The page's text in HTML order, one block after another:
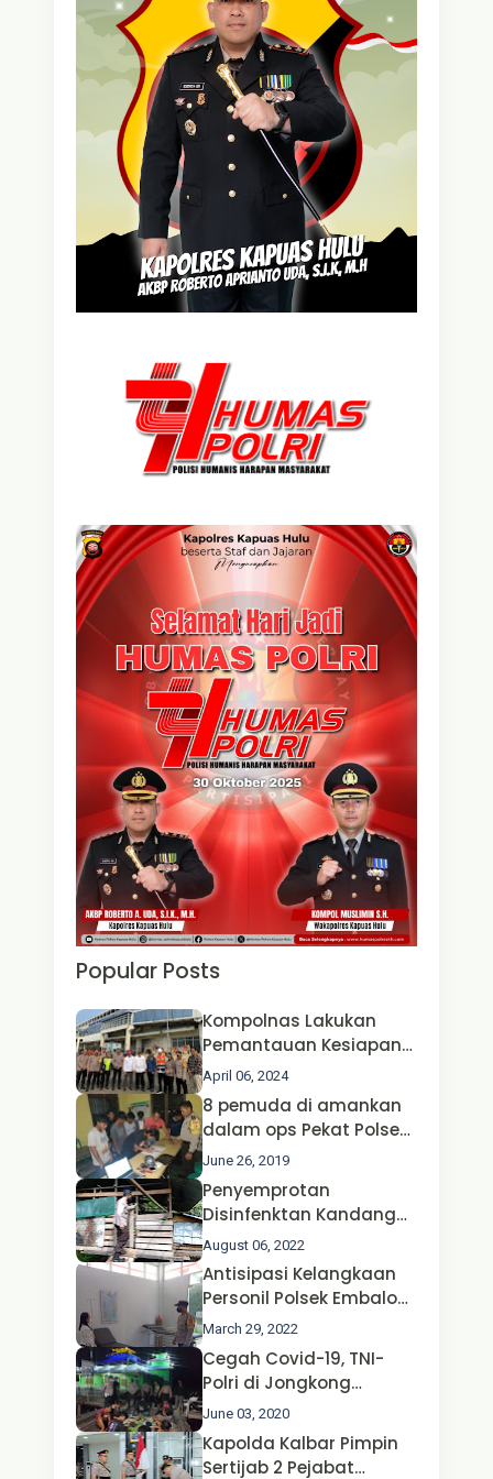
Popular Posts
Kompolnas Lakukan
Pemantauan Kesiapan
Operasi Ketupat 2024 di
Polda Jatim Bersama
Kapolri dan Menteri
Perhubungan
April 06, 2024
8 pemuda di amankan
dalam ops Pekat Polsek
Jongkong
June 26, 2019
Penyemprotan
Disinfenktan Kandang
Ternak Kambing warga
Oleh Satgas Ops Aman
Nusa II Polda Kalbar*
August 06, 2022
Antisipasi Kelangkaan
Personil Polsek Embaloh
Hulu Gencar Lakukan
Pengecekan Oksigen
March 29, 2022
Cegah Covid-19, TNI-
Polri di Jongkong
Himbau Masyarakat
Jangan Kumpul Hinga
Larut Malam.
June 03, 2020
Kapolda Kalbar Pimpin
Sertijab 2 Pejabat